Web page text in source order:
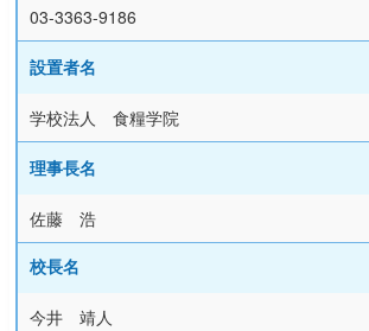
03-3363-9186
設置者名
学校法人 食糧学院
理事長名
佐藤 浩
校長名
今井 靖人